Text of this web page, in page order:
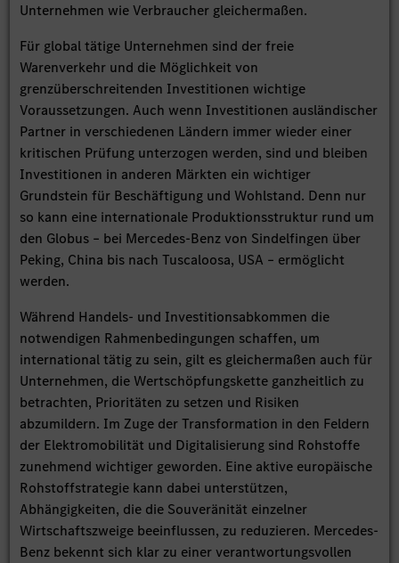
Unternehmen wie Verbraucher gleichermaßen.
Für global tätige Unternehmen sind der freie
Warenverkehr und die Möglichkeit von
grenzüberschreitenden Investitionen wichtige
Voraussetzungen. Auch wenn Investitionen ausländischer
Partner in verschiedenen Ländern immer wieder einer
kritischen Prüfung unterzogen werden, sind und bleiben
Investitionen in anderen Märkten ein wichtiger
Grundstein für Beschäftigung und Wohlstand. Denn nur
so kann eine internationale Produktionsstruktur rund um
den Globus – bei Mercedes-Benz von Sindelfingen über
Peking, China bis nach Tuscaloosa, USA – ermöglicht
werden.
Während Handels- und Investitionsabkommen die
notwendigen Rahmenbedingungen schaffen, um
international tätig zu sein, gilt es gleichermaßen auch für
Unternehmen, die Wertschöpfungskette ganzheitlich zu
betrachten, Prioritäten zu setzen und Risiken
abzumildern. Im Zuge der Transformation in den Feldern
der Elektromobilität und Digitalisierung sind Rohstoffe
zunehmend wichtiger geworden. Eine aktive europäische
Rohstoffstrategie kann dabei unterstützen,
Abhängigkeiten, die die Souveränität einzelner
Wirtschaftszweige beeinflussen, zu reduzieren. Mercedes-
Benz bekennt sich klar zu einer verantwortungsvollen